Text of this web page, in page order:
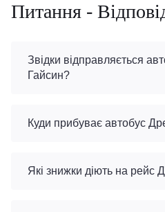
Питання -
Звідки відправляється
Гайсин?
Куди прибуває автобус
Які знижки діють на рейс